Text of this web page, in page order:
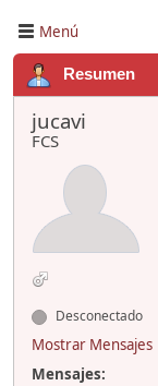
Menú
Resumen
jucavi
FCS
Desconectado
Mostrar Mensajes
Mensajes: